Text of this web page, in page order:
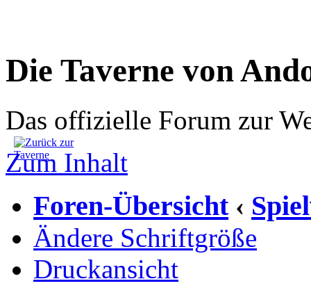
Die Taverne von
Das offizielle Forum zur
Zum Inhalt
Foren-Übersicht ‹
Ändere Schriftgröße
Druckansicht